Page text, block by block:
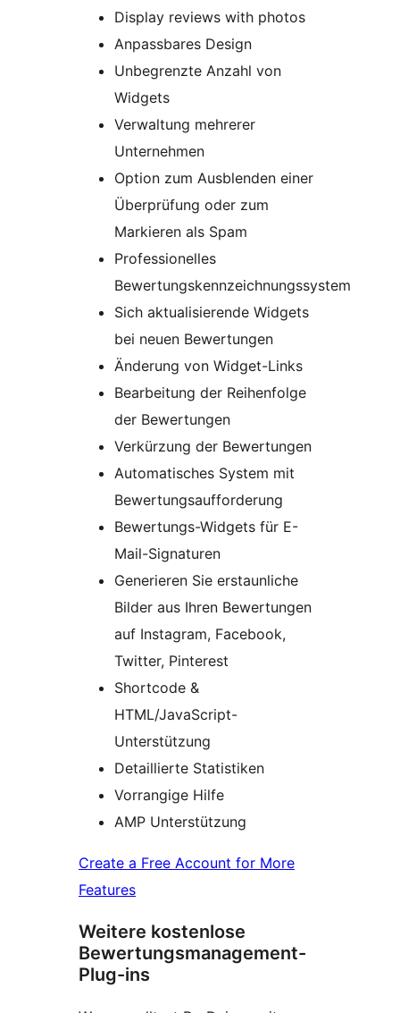
Display reviews with photos
Anpassbares Design
Unbegrenzte Anzahl von
Widgets
Verwaltung mehrerer
Unternehmen
Option zum Ausblenden einer
Überprüfung oder zum
Markieren als Spam
Professionelles
Bewertungskennzeichnungssystem
Sich aktualisierende Widgets
bei neuen Bewertungen
Änderung von Widget-Links
Bearbeitung der Reihenfolge
der Bewertungen
Verkürzung der Bewertungen
Automatisches System mit
Bewertungsaufforderung
Bewertungs-Widgets für E-
Mail-Signaturen
Generieren Sie erstaunliche
Bilder aus Ihren Bewertungen
auf Instagram, Facebook,
Twitter, Pinterest
Shortcode &
HTML/JavaScript-
Unterstützung
Detaillierte Statistiken
Vorrangige Hilfe
AMP Unterstützung
Create a Free Account for More
Features
Weitere kostenlose
Bewertungsmanagement-
Plug-ins